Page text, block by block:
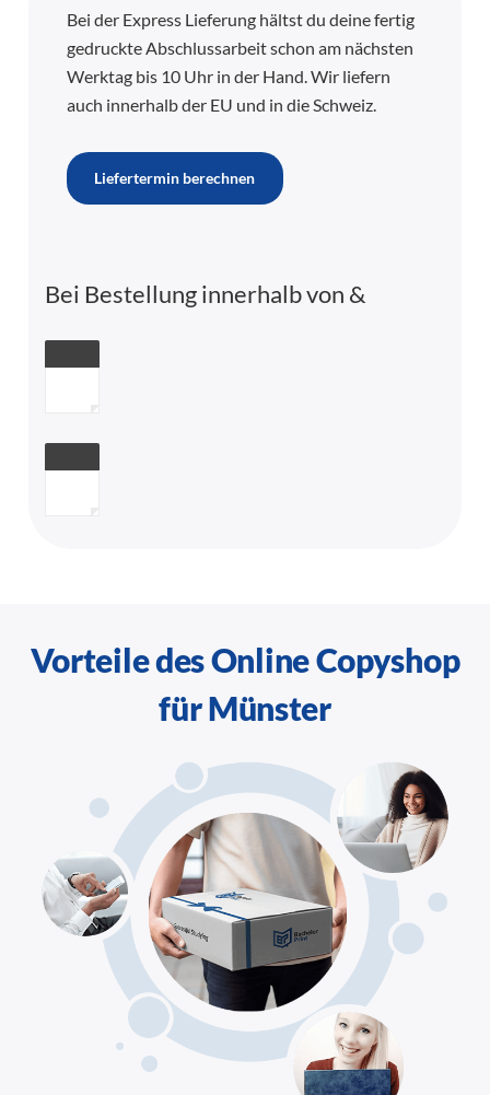
Bei der Express Lieferung hältst du deine fertig
gedruckte Abschlussarbeit schon am nächsten
Werktag bis 10 Uhr in der Hand. Wir liefern
auch innerhalb der EU und in die Schweiz.
Liefertermin berechnen
Bei Bestellung innerhalb von &
Vorteile des Online Copyshop
für Münster